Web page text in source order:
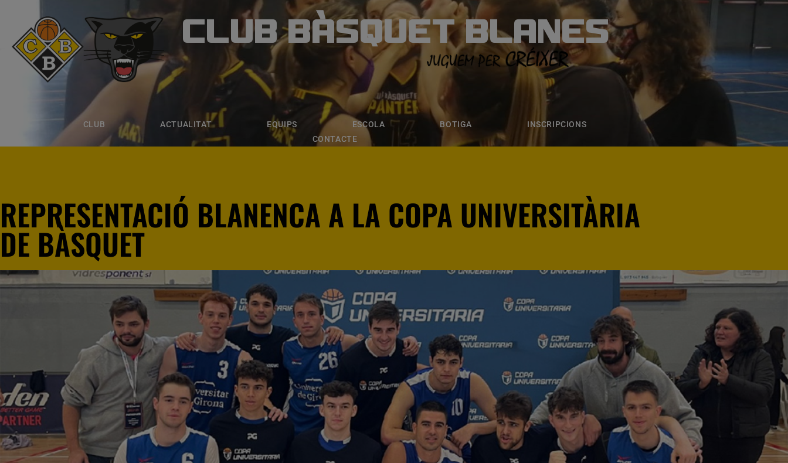
CLUB BÀSQUET BLANES
CLUB ACTUALITAT EQUIPS ESCOLA BOTIGA
INSCRIPCIONS
CONTACTE
CLUB BÀSQUET BLANES
ACTUALITAT ESCOLA BOTIGA INSCRIPCIONS
REPRESENTACIÓ BLANENCA A LA COPA UNIVERSITÀRIA
DE BÀSQUET